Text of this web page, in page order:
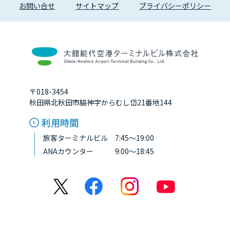
お問い合せ サイトマップ プライバシーポリシー
〒018-3454
秋田県北秋田市脇神字からむし岱21番地144
利用時間
旅客ターミナルビル 7:45～19:00
ANAカウンター 9:00～18:45